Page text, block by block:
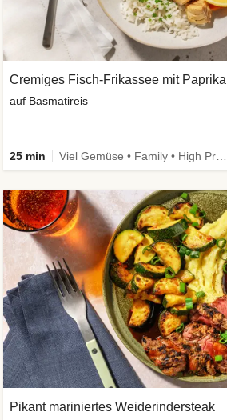
Cremiges Fisch-Frikassee mit Paprika
auf Basmatireis
25 min
Pikant mariniertes Weiderindersteak